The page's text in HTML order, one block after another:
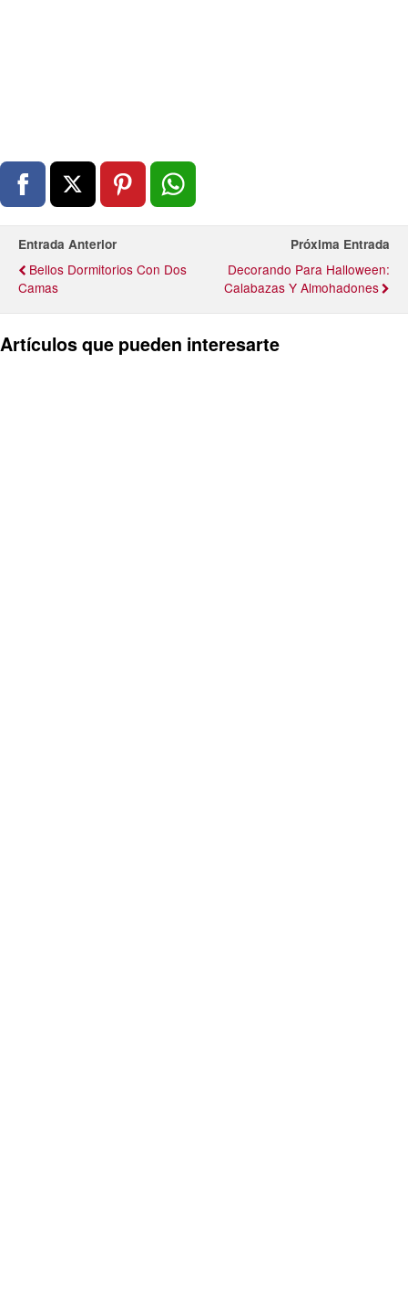
Entrada Anterior
Bellos Dormitorios Con Dos
Camas
Próxima Entrada
Decorando Para Halloween:
Calabazas Y Almohadones
Artículos que pueden interesarte